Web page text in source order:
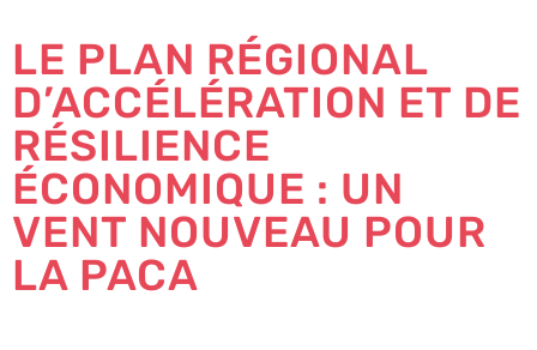
LE PLAN RÉGIONAL
D’ACCÉLÉRATION ET DE
RÉSILIENCE
ÉCONOMIQUE : UN
VENT NOUVEAU POUR
LA PACA